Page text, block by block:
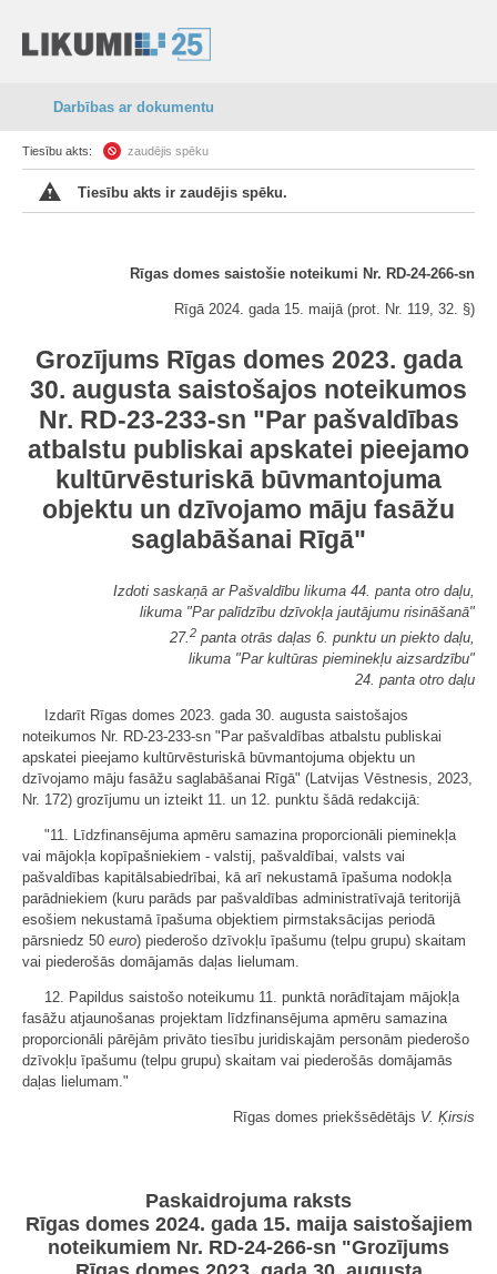
Darbības ar dokumentu
Tiesību akts: zaudējis spēku
Tiesību akts ir zaudējis spēku.
Rīgas domes saistošie noteikumi Nr. RD-24-266-sn
Rīgā 2024. gada 15. maijā (prot. Nr. 119, 32. §)
Grozījums Rīgas domes 2023. gada
30. augusta saistošajos noteikumos
Nr. RD-23-233-sn "Par pašvaldības
atbalstu publiskai apskatei pieejamo
kultūrvēsturiskā būvmantojuma
objektu un dzīvojamo māju fasāžu
saglabāšanai Rīgā"
Izdoti saskaņā ar Pašvaldību likuma 44. panta otro daļu,
likuma "Par palīdzību dzīvokļa jautājumu risināšanā"
27.2 panta otrās daļas 6. punktu un piekto daļu,
likuma "Par kultūras pieminekļu aizsardzību"
24. panta otro daļu
Izdarīt Rīgas domes 2023. gada 30. augusta saistošajos
noteikumos Nr. RD-23-233-sn "Par pašvaldības atbalstu publiskai
apskatei pieejamo kultūrvēsturiskā būvmantojuma objektu un
dzīvojamo māju fasāžu saglabāšanai Rīgā" (Latvijas Vēstnesis, 2023,
Nr. 172) grozījumu un izteikt 11. un 12. punktu šādā redakcijā:
"11. Līdzfinansējuma apmēru samazina proporcionāli pieminekļa
vai mājokļa kopīpašniekiem - valstij, pašvaldībai, valsts vai
pašvaldības kapitālsabiedrībai, kā arī nekustamā īpašuma nodokļa
parādniekiem (kuru parāds par pašvaldības administratīvajā teritorijā
esošiem nekustamā īpašuma objektiem pirmstaksācijas periodā
pārsniedz 50 euro) piederošo dzīvokļu īpašumu (telpu grupu) skaitam
vai piederošās domājamās daļas lielumam.
12. Papildus saistošo noteikumu 11. punktā norādītajam mājokļa
fasāžu atjaunošanas projektam līdzfinansējuma apmēru samazina
proporcionāli pārējām privāto tiesību juridiskajām personām piederošo
dzīvokļu īpašumu (telpu grupu) skaitam vai piederošās domājamās
daļas lielumam."
Rīgas domes priekšsēdētājs V. Ķirsis
Paskaidrojuma raksts
Rīgas domes 2024. gada 15. maija saistošajiem
noteikumiem Nr. RD-24-266-sn "Grozījums